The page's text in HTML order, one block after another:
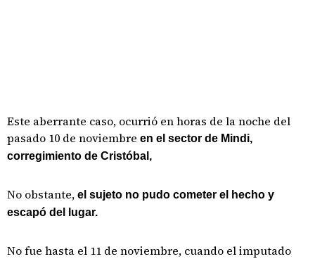
Este aberrante caso, ocurrió en horas de la noche del
pasado 10 de noviembre en el sector de Mindi,
corregimiento de Cristóbal,
No obstante, el sujeto no pudo cometer el hecho y
escapó del lugar.
No fue hasta el 11 de noviembre, cuando el imputado